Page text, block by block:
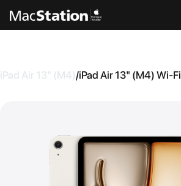
iPad Air 13" (M4)/iPad Air 13" (M4) Wi-Fi